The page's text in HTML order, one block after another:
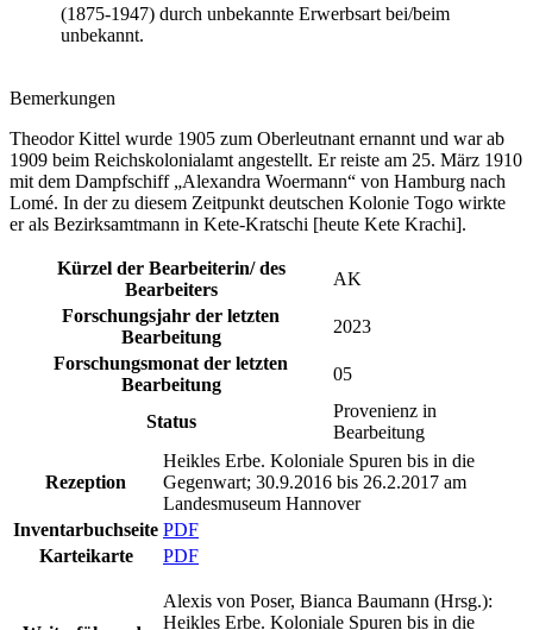
(1875-1947) durch unbekannte Erwerbsart bei/beim
unbekannt.
Bemerkungen
Theodor Kittel wurde 1905 zum Oberleutnant ernannt und war ab
1909 beim Reichskolonialamt angestellt. Er reiste am 25. März 1910
mit dem Dampfschiff „Alexandra Woermann“ von Hamburg nach
Lomé. In der zu diesem Zeitpunkt deutschen Kolonie Togo wirkte
er als Bezirksamtmann in Kete-Kratschi [heute Kete Krachi].
Kürzel der Bearbeiterin/ des
Bearbeiters
AK
Forschungsjahr der letzten
Bearbeitung
2023
Forschungsmonat der letzten
Bearbeitung
05
Status
Provenienz in
Bearbeitung
Rezeption
Heikles Erbe. Koloniale Spuren bis in die
Gegenwart; 30.9.2016 bis 26.2.2017 am
Landesmuseum Hannover
Inventarbuchseite PDF
Karteikarte
PDF
Alexis von Poser, Bianca Baumann (Hrsg.):
Heikles Erbe. Koloniale Spuren bis in die